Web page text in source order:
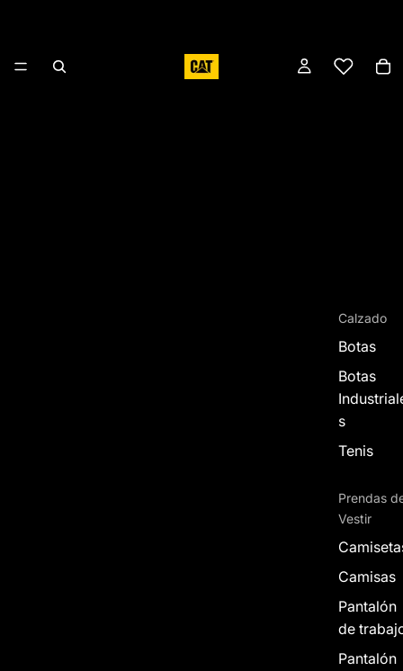
Calzado
Botas
Botas
s
Tenis
Prendas
Vestir
Camisas
Pantalón
de
Pantalón